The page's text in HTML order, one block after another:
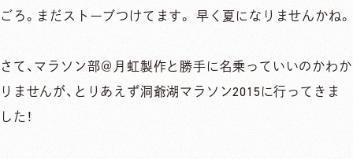
ごろ。まだストーブつけてます。 早く夏になりませんかね。
さて、マラソン部＠月虹製作と勝手に名乗っていいのかわか
りませんが、とりあえず洞爺湖マラソン2015に行ってきま
した！